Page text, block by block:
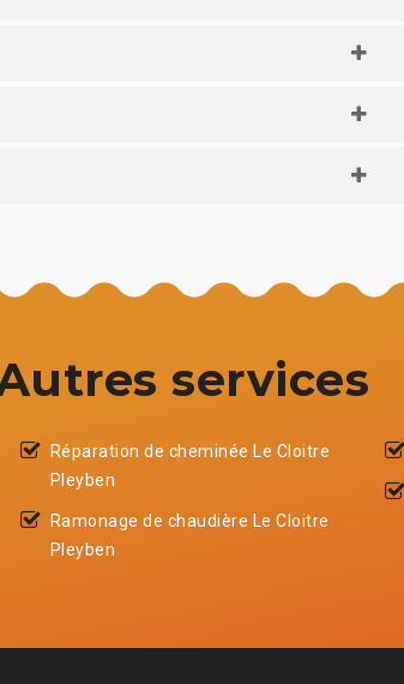
services
Réparation de cheminée Le Cloitre
Pleyben
Ramonage de chaudière Le Cloitre
Pleyben